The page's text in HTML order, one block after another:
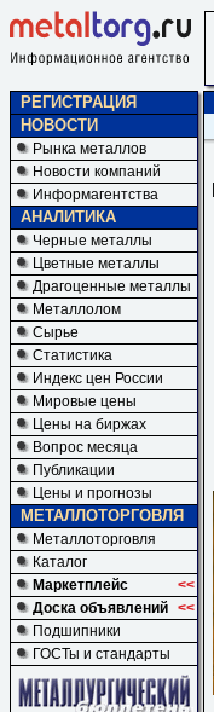
РЕГИСТРАЦИЯ
НОВОСТИ
Рынка металлов
Новости компаний
Информагентства
АНАЛИТИКА
Черные металлы
Цветные металлы
Драгоценные металлы
Металлолом
Сырье
Статистика
Индекс цен России
Мировые цены
Цены на биржах
Вопрос месяца
Публикации
Цены и прогнозы
МЕТАЛЛОТОРГОВЛЯ
Металлоторговля
Каталог
Маркетплейс
<<
Доска объявлений <<
Подшипники
ГОСТы и стандарты